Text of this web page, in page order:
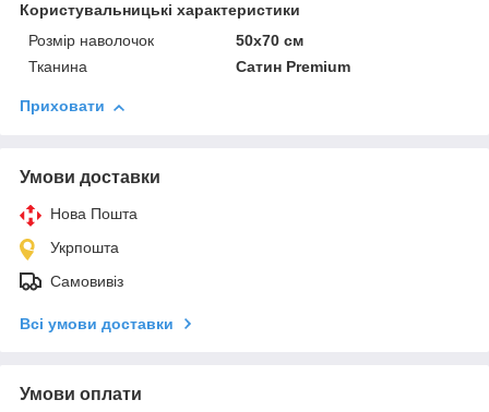
Користувальницькі характеристики
Розмір наволочок
50х70 см
Тканина
Сатин Premium
Приховати
Умови доставки
Нова Пошта
Укрпошта
Самовивіз
Всі умови доставки
Умови оплати